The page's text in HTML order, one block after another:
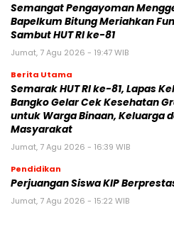
Semangat Pengayoman
Bapelkum Bitung Meriahkan
Sambut HUT RI ke-81
Jumat, 7 Agu 2026 - 19:47 WIB
Berita Utama
Semarak HUT RI ke-81, Lapas
Bangko Gelar Cek Kesehatan
untuk Warga Binaan, Keluarga
Masyarakat
Jumat, 7 Agu 2026 - 16:39 WIB
Pendidikan
Perjuangan Siswa KIP
Jumat, 7 Agu 2026 - 15:22 WIB